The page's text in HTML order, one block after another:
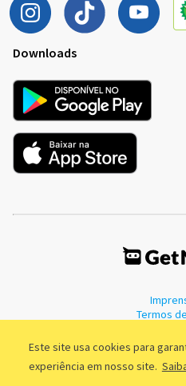
Este site usa cookies para
experiência em nosso site.
Downloads
Termos